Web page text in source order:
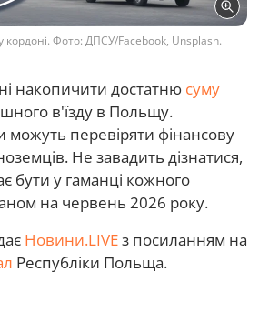
кордоні. Фото: ДПСУ/Facebook, Unsplash.
накопичити достатню суму
в'їзду в Польщу.
перевіряти фінансову
Не завадить дізнатися,
бути у гаманці кожного
на червень 2026 року.
Новини.LIVEз посиланням на
Республіки Польща.